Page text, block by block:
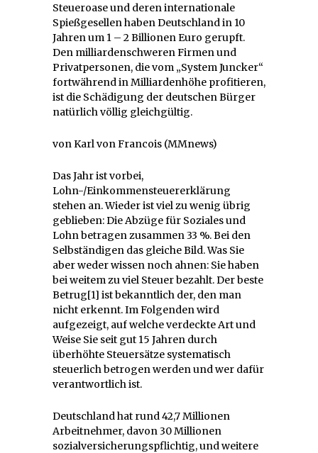
Steueroase und deren internationale
Spießgesellen haben Deutschland in 10
Jahren um 1 – 2 Billionen Euro gerupft.
Den milliardenschweren Firmen und
Privatpersonen, die vom „System Juncker“
fortwährend in Milliardenhöhe profitieren,
ist die Schädigung der deutschen Bürger
natürlich völlig gleichgültig.
von Karl von Francois (MMnews)
Das Jahr ist vorbei,
Lohn-/Einkommensteuererklärung
stehen an. Wieder ist viel zu wenig übrig
geblieben: Die Abzüge für Soziales und
Lohn betragen zusammen 33 %. Bei den
Selbständigen das gleiche Bild. Was Sie
aber weder wissen noch ahnen: Sie haben
bei weitem zu viel Steuer bezahlt. Der beste
Betrug[1] ist bekanntlich der, den man
nicht erkennt. Im Folgenden wird
aufgezeigt, auf welche verdeckte Art und
Weise Sie seit gut 15 Jahren durch
überhöhte Steuersätze systematisch
steuerlich betrogen werden und wer dafür
verantwortlich ist.
Deutschland hat rund 42,7 Millionen
Arbeitnehmer, davon 30 Millionen
sozialversicherungspflichtig, und weitere